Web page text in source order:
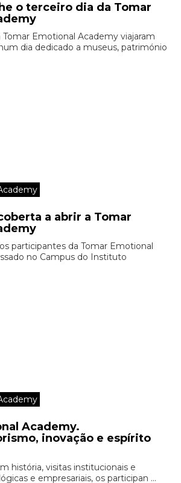
o terceiro dia da Tomar
Emotional Academy viajaram
dia dedicado a museus, património
a abrir a Tomar
participantes da Tomar Emotional
no Campus do Instituto
Academy.
inovação e espírito
história, visitas institucionais e
e empresariais, os participan ...